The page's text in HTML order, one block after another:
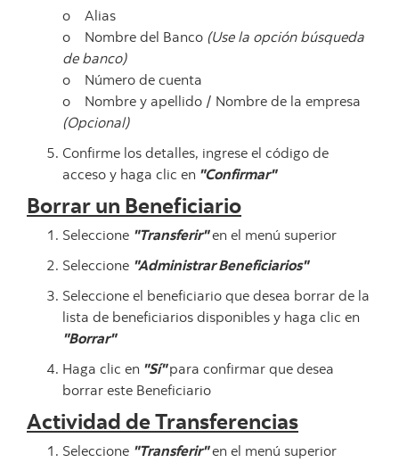
o Alias
o Nombre del Banco (Use la opción búsqueda
de banco)
o Número de cuenta
o Nombre y apellido / Nombre de la empresa
(Opcional)
Confirme los detalles, ingrese el código de
acceso y haga clic en "Confirmar"
Borrar un Beneficiario
Seleccione "Transferir"en el menú superior
Seleccione "Administrar Beneficiarios"
Seleccione el beneficiario que desea borrar de la
lista de beneficiarios disponibles y haga clic en
"Borrar"
Haga clic en "Sí"para confirmar que desea
borrar este Beneficiario
Actividad de Transferencias
Seleccione "Transferir"en el menú superior